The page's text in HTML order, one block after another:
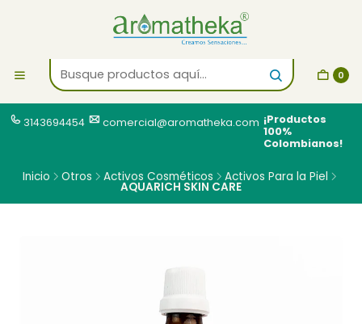
0
3143694454 comercial@aromatheka.com ¡Productos
100%
Colombianos!
Inicio Otros Activos Cosméticos Activos Para la Piel
AQUARICH SKIN CARE